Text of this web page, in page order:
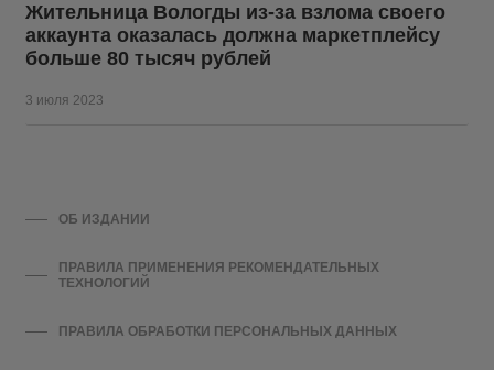
Жительница Вологды из-за взлома своего
аккаунта оказалась должна маркетплейсу
больше 80 тысяч рублей
3 июля 2023
ОБ ИЗДАНИИ
ПРАВИЛА ПРИМЕНЕНИЯ РЕКОМЕНДАТЕЛЬНЫХ
ТЕХНОЛОГИЙ
ПРАВИЛА ОБРАБОТКИ ПЕРСОНАЛЬНЫХ ДАННЫХ